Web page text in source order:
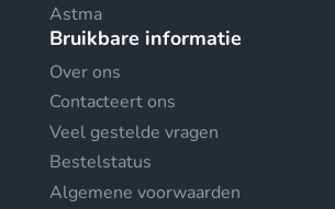
Astma
Bruikbare informatie
Over ons
Contacteert ons
Veel gestelde vragen
Bestelstatus
Algemene voorwaarden